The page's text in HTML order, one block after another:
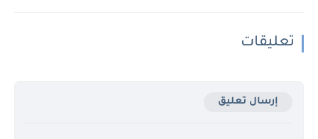
تعليقات
إرسال تعليق